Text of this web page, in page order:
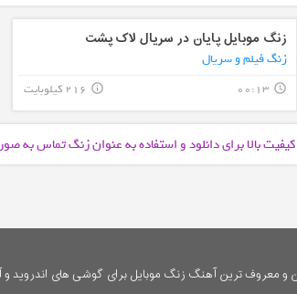
زنگ موبایل پایان در سریال لاک پشت
زنگ فیلم و سریال
query_builder
00:13 216 کیلوبایت info_outline
بالا برای دانلود و استفاده به عنوان زنگ تماس به
و معروف ترین آهنگ زنگ موبایل برای گوشی های